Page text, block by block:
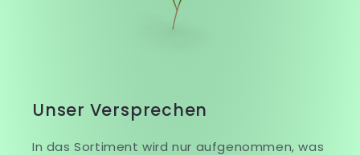
Unser Versprechen
In das Sortiment wird nur aufgenommen, was